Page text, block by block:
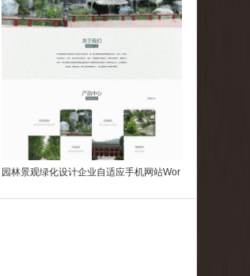
园林景观绿化设计企业自适应手机网站Wor
dpress模板